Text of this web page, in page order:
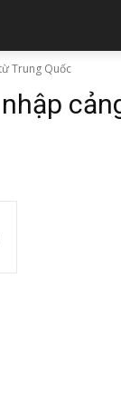
Trung Quốc